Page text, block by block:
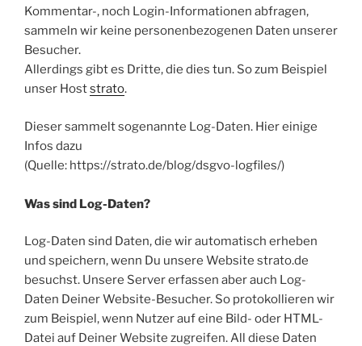
Kommentar-, noch Login-Informationen abfragen,
sammeln wir keine personenbezogenen Daten unserer
Besucher.
Allerdings gibt es Dritte, die dies tun. So zum Beispiel
unser Hoststrato.
Dieser sammelt sogenannte Log-Daten. Hier einige
Infos dazu
(Quelle: https://strato.de/blog/dsgvo-logfiles/)
Was sind Log-Daten?
Log-Daten sind Daten, die wir automatisch erheben
und speichern, wenn Du unsere Website strato.de
besuchst. Unsere Server erfassen aber auch Log-
Daten Deiner Website-Besucher. So protokollieren wir
zum Beispiel, wenn Nutzer auf eine Bild- oder HTML-
Datei auf Deiner Website zugreifen. All diese Daten